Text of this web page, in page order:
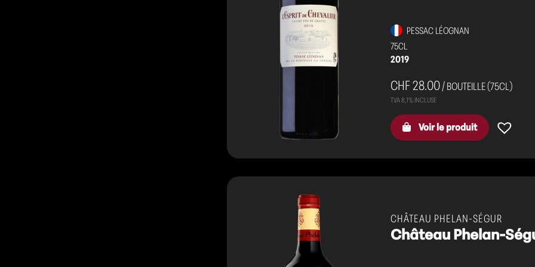
PESSAC LÉOGNAN
75CL
2019
CHF 28.00/ BOUTEILLE (75CL)
Voir le produit
CHÂTEAU PHELAN-SÉGUR
Château Phelan-